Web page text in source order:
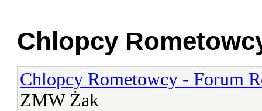
Chlopcy
Chlopcy Rometowcy - Forum
ZMW Żak